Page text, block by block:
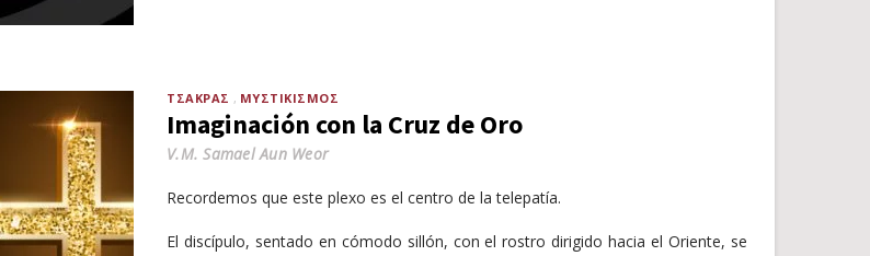
ΤΣΆΚΡΑΣ ΜΥΣΤΙΚΙΣΜΌΣ
Imaginación con la Cruz de Oro
V.M. Samael Aun Weor
Recordemos que este plexo es el centro de la telepatía.
El discípulo, sentado en cómodo sillón, con el rostro dirigido hacia el Oriente, se